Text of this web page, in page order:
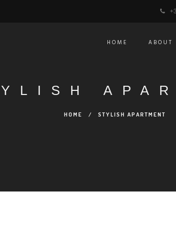
HOME ABOUT
HOME / STYLISH APARTMENT